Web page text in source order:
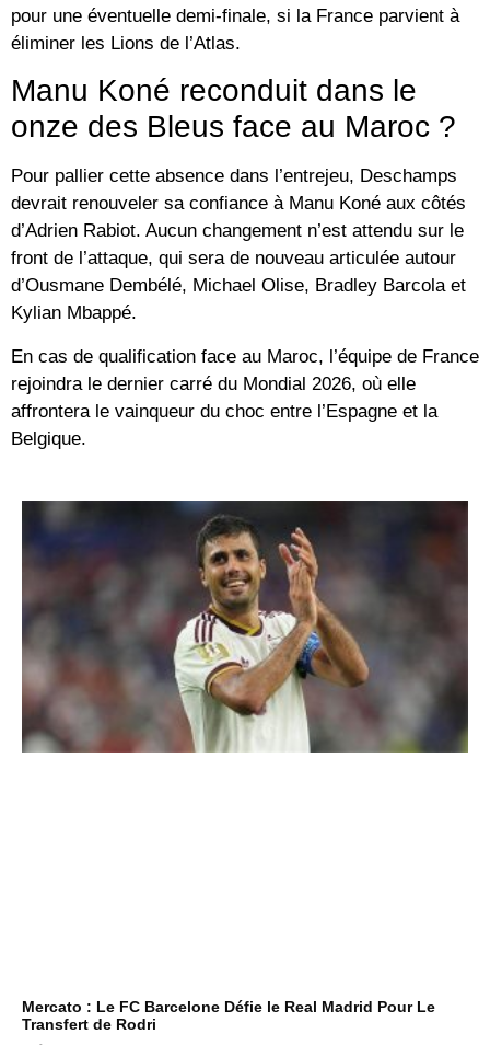
pour une éventuelle demi-finale, si la France parvient à
éliminer les Lions de l’Atlas.
Manu Koné reconduit dans le
onze des Bleus face au Maroc ?
Pour pallier cette absence dans l’entrejeu, Deschamps
devrait renouveler sa confiance à Manu Koné aux côtés
d’Adrien Rabiot. Aucun changement n’est attendu sur le
front de l’attaque, qui sera de nouveau articulée autour
d’Ousmane Dembélé, Michael Olise, Bradley Barcolaet
Kylian Mbappé.
En cas de qualification face au Maroc, l’équipe de France
rejoindra le dernier carré du Mondial 2026, où elle
affrontera le vainqueur du choc entre l’Espagne et la
Belgique.
Mercato : Le FC Barcelone Défie le Real Madrid Pour Le
Transfert de Rodri